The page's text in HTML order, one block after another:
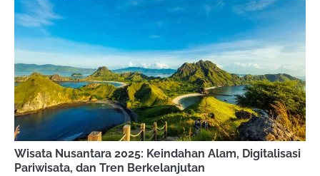
Wisata Nusantara 2025: Keindahan Alam, Digitalisasi
Pariwisata, dan Tren Berkelanjutan